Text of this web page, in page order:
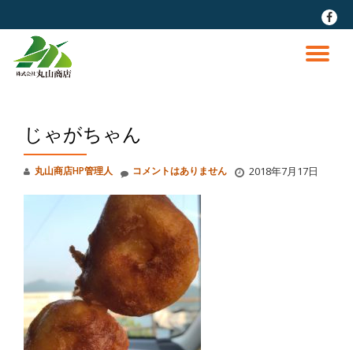
fa-
ナ
じゃがちゃん
丸山商店HP管理人 2018年7月17日
コメントはありません